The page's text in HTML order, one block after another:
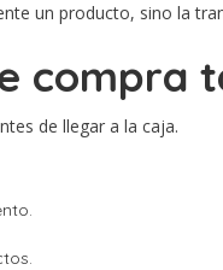
un producto, sino la
compra
de llegar a la caja.